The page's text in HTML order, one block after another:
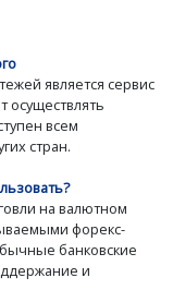
является сервис
осуществлять
всем
стран.
на валютном
форекс-
банковские
и